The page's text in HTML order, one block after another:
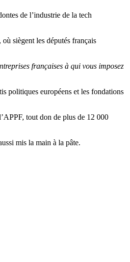
de l’industrie de la tech
siègent les députés français
françaises à qui vous imposez
politiques européens et les fondations
tout don de plus de 12 000
mis la main à la pâte.